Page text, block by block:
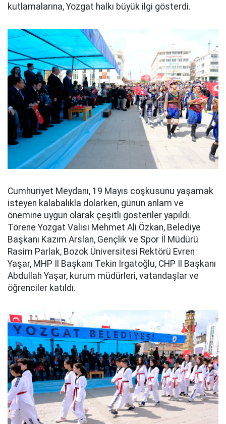
kutlamalarına, Yozgat halkı büyük ilgi gösterdi.
Cumhuriyet Meydanı, 19 Mayıs coşkusunu yaşamak
isteyen kalabalıkla dolarken, günün anlam ve
önemine uygun olarak çeşitli gösteriler yapıldı.
Törene Yozgat Valisi Mehmet Ali Özkan, Belediye
Başkanı Kazım Arslan, Gençlik ve Spor İl Müdürü
Rasim Parlak, Bozok Üniversitesi Rektörü Evren
Yaşar, MHP İl Başkanı Tekin Irgatoğlu, CHP İl Başkanı
Abdullah Yaşar, kurum müdürleri, vatandaşlar ve
öğrenciler katıldı.